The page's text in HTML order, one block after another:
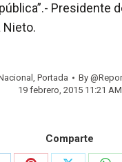
Presidente
Nieto.
, Portada By
19 febrero, 2015 11:21 AM
Comparte